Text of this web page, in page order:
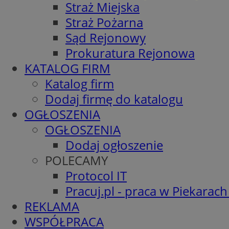
Straż Miejska
Straż Pożarna
Sąd Rejonowy
Prokuratura Rejonowa
KATALOG FIRM
Katalog firm
Dodaj firmę do katalogu
OGŁOSZENIA
OGŁOSZENIA
Dodaj ogłoszenie
POLECAMY
Protocol IT
Pracuj.pl - praca w
REKLAMA
WSPÓŁPRACA